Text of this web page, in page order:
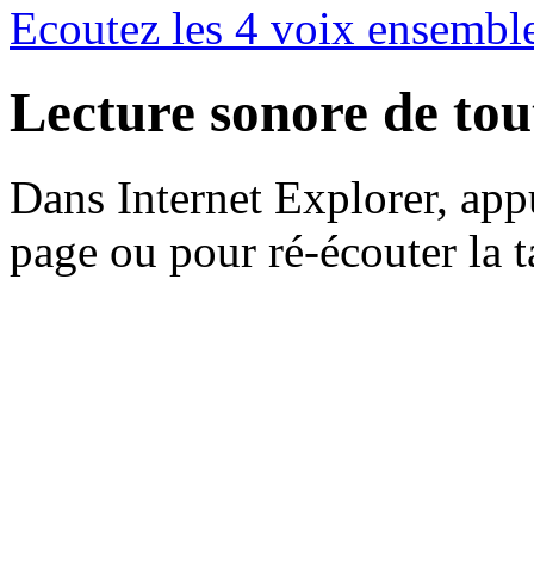
Ecoutez les 4 voix
Lecture sonore de
Dans Internet Explorer,
page ou pour ré-écouter la